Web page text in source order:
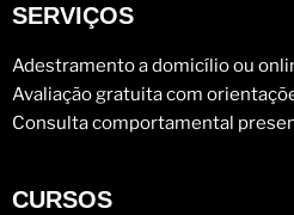
SERVIÇOS
Adestramento a domicílio ou
Avaliação gratuita com
Consulta comportamental
CURSOS